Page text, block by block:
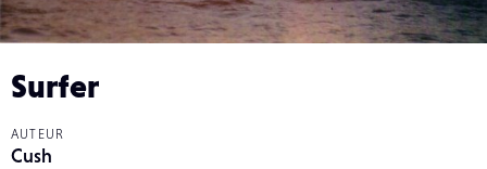
Surfer
AUTEUR
Cush